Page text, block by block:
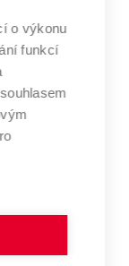
o výkonu
funkcí